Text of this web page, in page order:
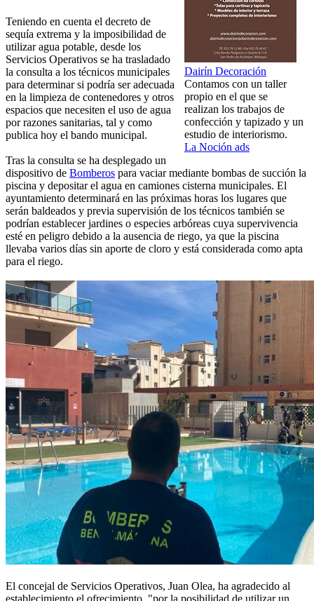
Dairín Decoración
Contamos con un taller
propio en el que se
realizan los trabajos de
confección y tapizado y un
estudio de interiorismo.
La Noción ads
Teniendo en cuenta el decreto de
sequía extrema y la imposibilidad de
utilizar agua potable, desde los
Servicios Operativos se ha trasladado
la consulta a los técnicos municipales
para determinar si podría ser adecuada
en la limpieza de contenedores y otros
espacios que necesiten el uso de agua
por razones sanitarias, tal y como
publica hoy el bando municipal.
Tras la consulta se ha desplegado un
dispositivo de Bomberos para vaciar mediante bombas de succión la
piscina y depositar el agua en camiones cisterna municipales. El
ayuntamiento determinará en las próximas horas los lugares que
serán baldeados y previa supervisión de los técnicos también se
podrían establecer jardines o especies arbóreas cuya supervivencia
esté en peligro debido a la ausencia de riego, ya que la piscina
llevaba varios días sin aporte de cloro y está considerada como apta
para el riego.
El concejal de Servicios Operativos, Juan Olea, ha agradecido al